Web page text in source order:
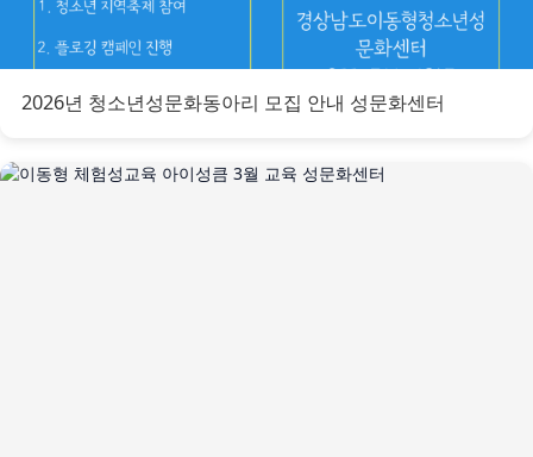
2026년 청소년성문화동아리 모집 안내 성문화센터